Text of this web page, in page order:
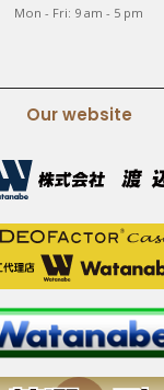
Mon - Fri: 9 am - 5 pm
Our website